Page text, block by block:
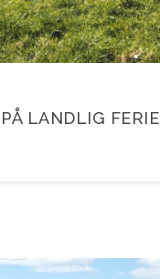
LANDLIG FERIE